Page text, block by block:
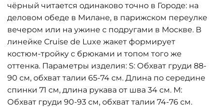
чёрный читается одинаково точно в Городе: на
деловом обеде в Милане, в парижском переулке
вечером или на ужине с подругами в Москве. В
линейке Cruise de Luxe жакет формирует
костюм-тройку с брюками и топом того же
оттенка. Параметры изделия: S: Обхват груди 88-
90 см, обхват талии 65-74 см. Длина по середине
спинки 71 см, длина рукава от шва 34 см. М:
Обхват груди 90-93 см, обхват талии 74-76 см.